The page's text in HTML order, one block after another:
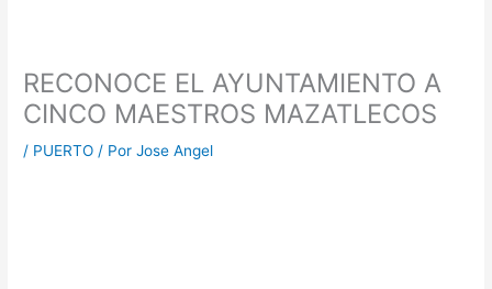
RECONOCE EL AYUNTAMIENTO A
CINCO MAESTROS MAZATLECOS
/ PUERTO / PorJose Angel